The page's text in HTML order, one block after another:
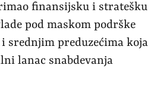
finansijsku i stratešku
pod maskom podrške
srednjim preduzećima koja
lanac snabdevanja